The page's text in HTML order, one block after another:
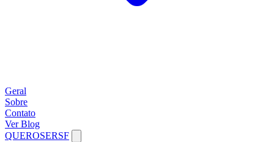
Geral
Sobre
Contato
Ver Blog
QUEROSERSF